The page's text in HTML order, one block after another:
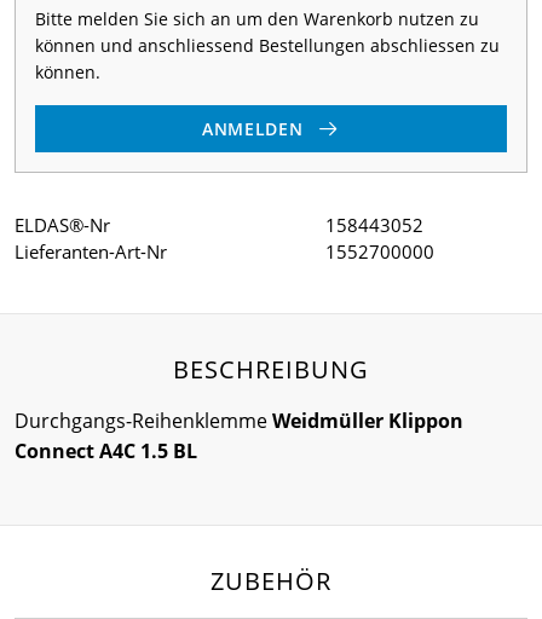
Bitte melden Sie sich an um den Warenkorb nutzen zu
können und anschliessend Bestellungen abschliessen zu
können.
ANMELDEN
ELDAS®-Nr
158443052
Lieferanten-Art-Nr
1552700000
BESCHREIBUNG
Durchgangs-ReihenklemmeWeidmüller Klippon
Connect A4C 1.5 BL
ZUBEHÖR